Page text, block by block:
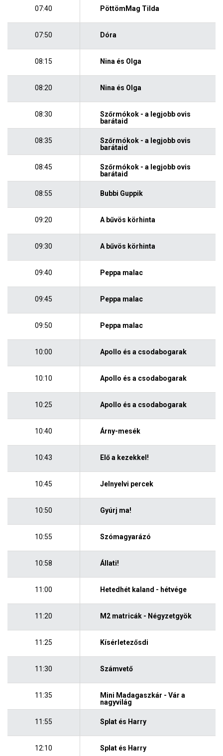
07:40 PöttömMag Tilda
07:50 Dóra
08:15 Nina és Olga
08:20 Nina és Olga
08:30
Szőrmókok - a legjobb ovis
barátaid
08:35
Szőrmókok - a legjobb ovis
barátaid
08:45
Szőrmókok - a legjobb ovis
barátaid
08:55 Bubbi Guppik
09:20 A bűvös körhinta
09:30 A bűvös körhinta
09:40 Peppa malac
09:45 Peppa malac
09:50 Peppa malac
10:00 Apollo és a csodabogarak
10:10 Apollo és a csodabogarak
10:25 Apollo és a csodabogarak
10:40 Árny-mesék
10:43 Elő a kezekkel!
10:45 Jelnyelvi percek
10:50 Gyúrj ma!
10:55 Szómagyarázó
10:58 Állati!
11:00 Hetedhét kaland - hétvége
11:20 M2 matricák - Négyzetgyök
11:25 Kísérletezősdi
11:30 Számvető
11:35
Mini Madagaszkár - Vár a
nagyvilág
11:55 Splat és Harry
12:10 Splat és Harry